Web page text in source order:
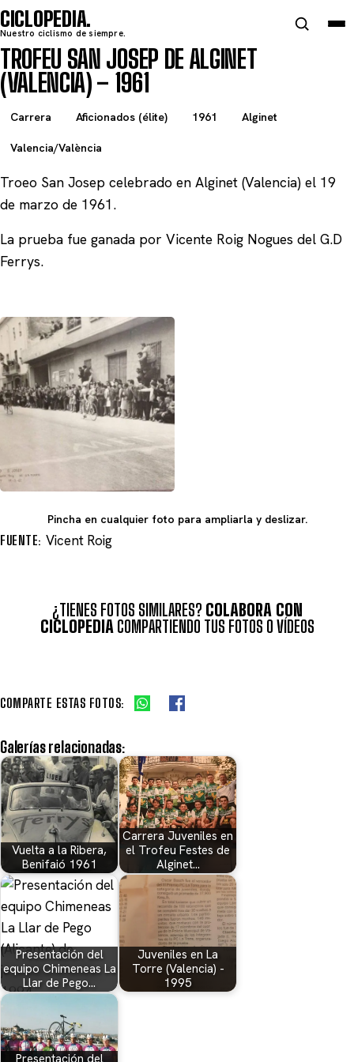
CICLOPEDIA
Nuestro ciclismo de siempre.
TROFEU SAN JOSEP DE ALGINET
(VALENCIA) – 1961
Carrera Aficionados (élite) 1961 Alginet
Valencia/València
Troeo San Josep celebrado en Alginet (Valencia) el 19
de marzo de 1961.
La prueba fue ganada por Vicente Roig Nogues del G.D
Ferrys.
Pincha en cualquier foto para ampliarla y deslizar.
FUENTE: Vicent Roig
¿TIENES FOTOS SIMILARES? COLABORA CON
CICLOPEDIACOMPARTIENDO TUS FOTOS O VÍDEOS
COMPARTE ESTAS FOTOS:
Galerías relacionadas:
Vuelta a la Ribera,
Benifaió 1961
Carrera Juveniles en
el Trofeu Festes de
Alginet…
Presentación del
equipo Chimeneas La
Llar de Pego…
Juveniles en La
Torre (Valencia) -
1995